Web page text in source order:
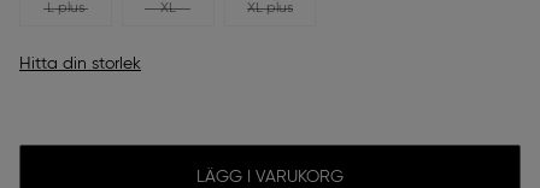
L plus XL XL plus
Hitta din storlek
LÄGG I VARUKORG